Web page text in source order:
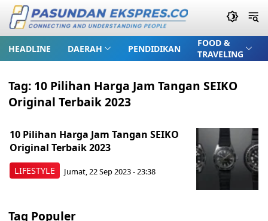
HEADLINE DAERAH PENDIDIKAN
FOOD &
TRAVELING
Tag: 10 Pilihan Harga Jam Tangan SEIKO
Original Terbaik 2023
LIFESTYLE
10 Pilihan Harga Jam Tangan SEIKO
Original Terbaik 2023
Jumat, 22 Sep 2023 - 23:38
Tag Populer